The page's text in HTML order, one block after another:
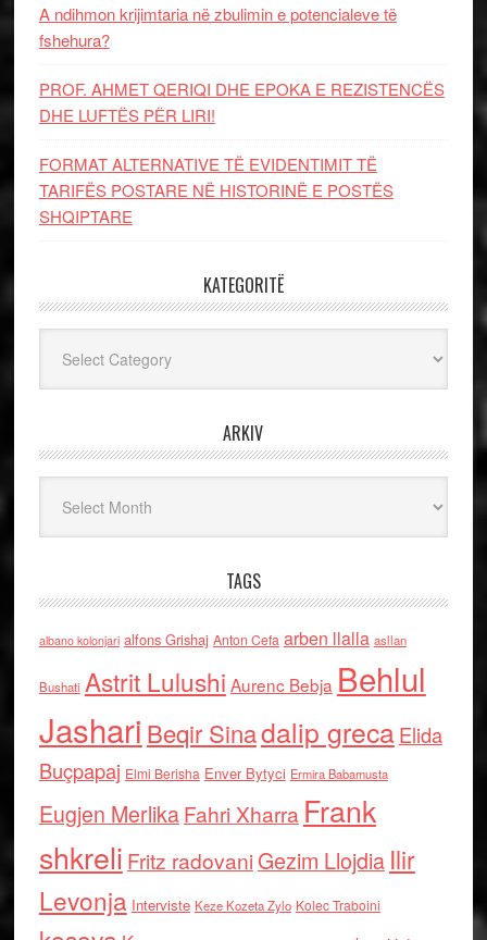
A ndihmon krijimtaria në zbulimin e potencialeve të
fshehura?
PROF. AHMET QERIQI DHE EPOKA E REZISTENCЁS
DHE LUFTЁS PЁR LIRI!
FORMAT ALTERNATIVE TË EVIDENTIMIT TË
TARIFËS POSTARE NË HISTORINË E POSTËS
SHQIPTARE
KATEGORITË
ARKIV
TAGS
albano kolonjari alfons Grishaj Anton Cefa arben llalla asllan
Bushati Astrit Lulushi Aurenc Bebja Behlul
Jashari Beqir Sinadalip grecaElida
Buçpapaj Elmi Berisha Enver Bytyci Ermira Babamusta
Eugjen MerlikaFahri Xharra Frank
shkreli Fritz radovaniGezim Llojdia Ilir
Levonja Interviste Keze Kozeta Zylo Kolec Traboini